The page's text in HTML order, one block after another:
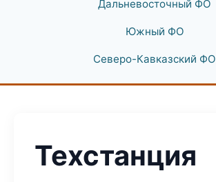
Дальневосточный ФО
Южный ФО
Северо-Кавказский ФО
Техстанция